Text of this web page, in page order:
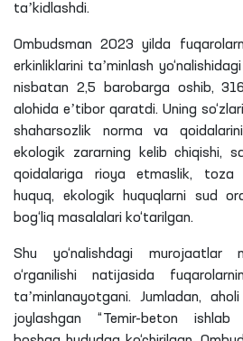
taʼkidlashdi.
Ombudsman 2023 yilda
erkinliklarini taʼminlash
nisbatan 2,5 barobarga oshib,
alohida eʼtibor qaratdi. Uning
shaharsozlik norma va
ekologik zararning kelib chiqishi,
qoidalariga rioya etmaslik, toza
huquq, ekologik huquqlarni sud
bog‘liq masalalari ko‘tarilgan.
Shu yo‘nalishdagi murojaatlar
o‘rganilishi natijasida
taʼminlanayotgani. Jumladan,
joylashgan “Temir-beton ishlab